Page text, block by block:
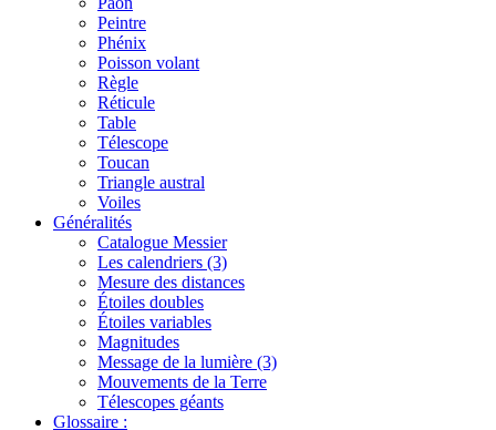
Peintre
Phénix
Poisson volant
Règle
Réticule
Table
Télescope
Toucan
Triangle austral
Voiles
Généralités
Catalogue Messier
Les calendriers (3)
Mesure des distances
Étoiles doubles
Étoiles variables
Magnitudes
Message de la lumière (3)
Mouvements de la Terre
Télescopes géants
Glossaire :